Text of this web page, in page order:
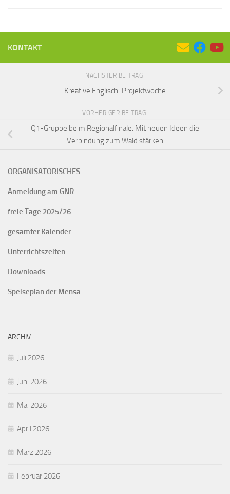
KONTAKT
NÄCHSTER BEITRAG
Kreative Englisch-Projektwoche
VORHERIGER BEITRAG
Q1-Gruppe beim Regionalfinale: Mit neuen Ideen die
Verbindung zum Wald stärken
ORGANISATORISCHES
Anmeldung am GNR
freie Tage 2025/26
gesamter Kalender
Unterrichtszeiten
Downloads
Speiseplan der Mensa
ARCHIV
Juli 2026
Juni 2026
Mai 2026
April 2026
März 2026
Februar 2026